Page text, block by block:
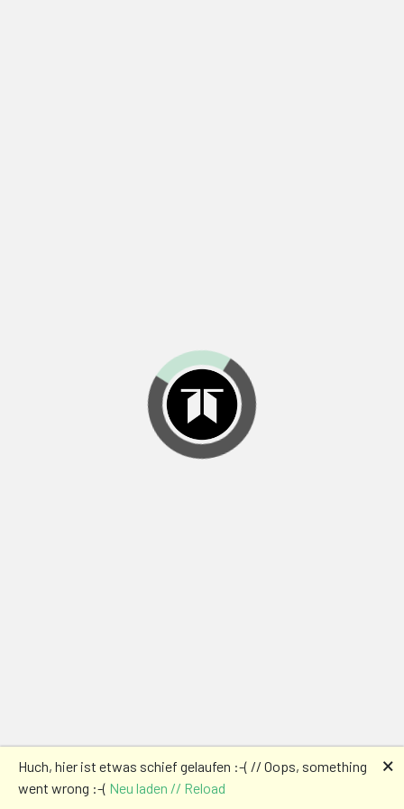
Huch, hier ist etwas schief gelaufen :-( // Oops, something
went wrong :-( Neu laden // Reload
🗙